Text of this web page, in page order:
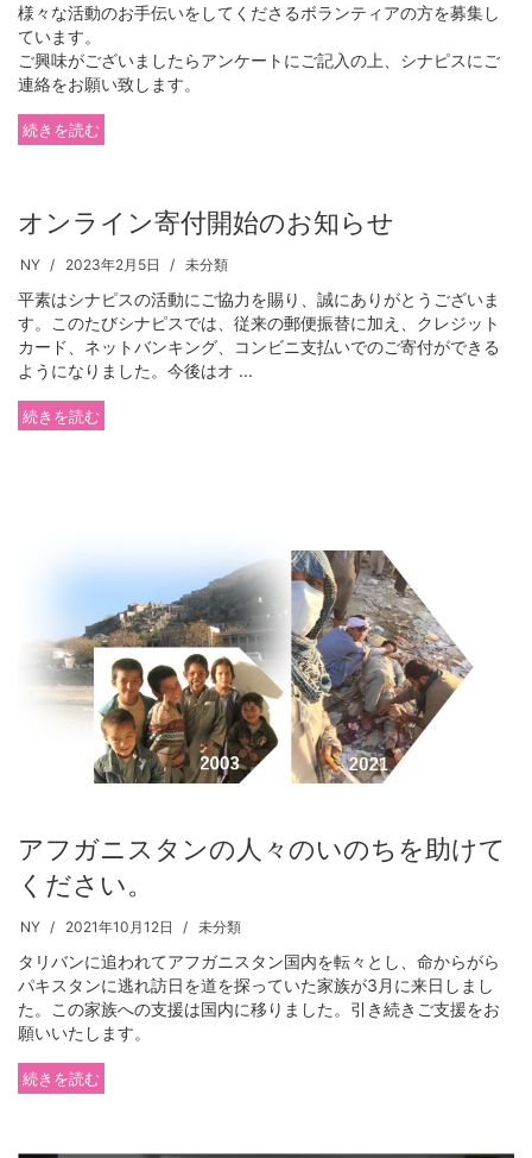
様々な活動のお手伝いをしてくださるボランティアの方を募集し
ています。
ご興味がございましたらアンケートにご記入の上、シナピスにご
連絡をお願い致します。
続きを読む
オンライン寄付開始のお知らせ
NY 2023年2月5日 未分類
平素はシナピスの活動にご協力を賜り、誠にありがとうございま
す。このたびシナピスでは、従来の郵便振替に加え、クレジット
カード、ネットバンキング、コンビニ支払いでのご寄付ができる
ようになりました。今後はオ ...
続きを読む
アフガニスタンの人々のいのちを助けて
ください。
NY 2021年10月12日 未分類
タリバンに追われてアフガニスタン国内を転々とし、命からがら
パキスタンに逃れ訪日を道を探っていた家族が3月に来日しまし
た。この家族への支援は国内に移りました。引き続きご支援をお
願いいたします。
続きを読む